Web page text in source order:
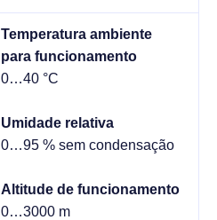
Temperatura ambiente
para funcionamento
0…40 °C
Umidade relativa
0…95 % sem condensação
Altitude de funcionamento
0…3000 m